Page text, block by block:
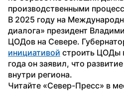
производственными
В 2025 году на
диалога» президент
ЦОДов на Севере.
инициативой строить ЦОДы
года он заявил, что
внутри региона.
Читайте «Север-Пресс» в